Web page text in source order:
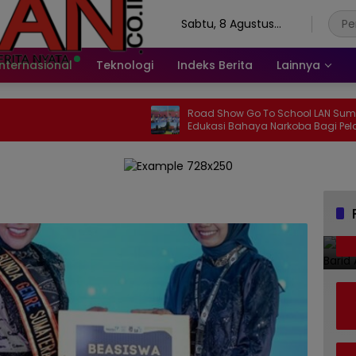
Sabtu, 8 Agustus
Teknologi Indeks Berita Lainnya
Road Show Go To School LAN Sumbar,
Edukasi Bahaya Narkoba Bagi Pelajar
SMAN 2 Painan